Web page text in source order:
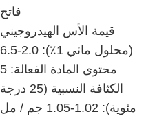
فاتح
قيمة الأس الهيدروجيني
(محلول مائي 1٪): 2.0-6.5
محتوى المادة الفعالة: 5
الكثافة النسبية (25 درجة
مئوية): 1.02-1.05 جم / مل